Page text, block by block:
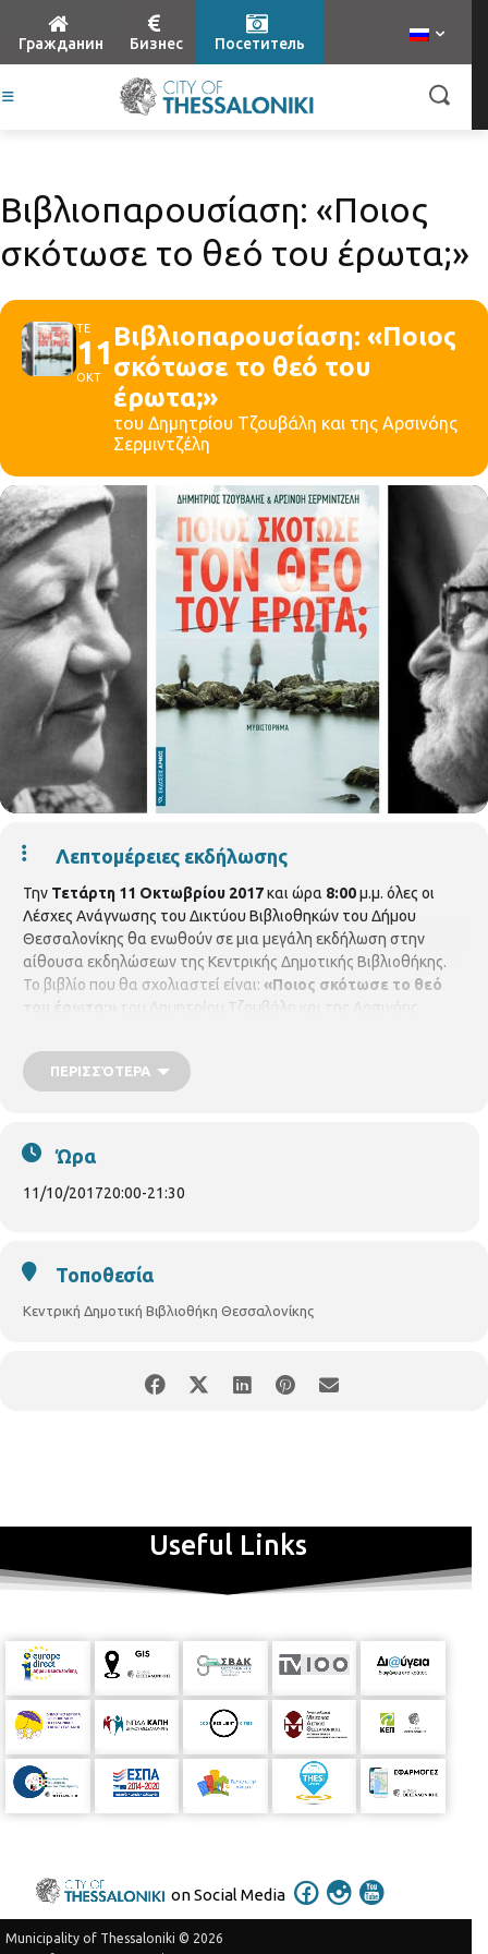
Гражданин Бизнес Посетитель
Βιβλιοπαρουσίαση: «Ποιος
σκότωσε το θεό του έρωτα;»
ΤΕ
11
ΟΚΤ
Βιβλιοπαρουσίαση: «Ποιος
σκότωσε το θεό του
έρωτα;»
του Δημητρίου Τζουβάλη και της Αρσινόης
Σερμιντζέλη
Λεπτομέρειες εκδήλωσης
Την Τετάρτη 11 Οκτωβρίου 2017και ώρα 8:00μ.μ. όλες οι
Λέσχες Ανάγνωσης του Δικτύου Βιβλιοθηκών του Δήμου
Θεσσαλονίκης θα ενωθούν σε μια μεγάλη εκδήλωση στην
αίθουσα εκδηλώσεων της Κεντρικής Δημοτικής Βιβλιοθήκης.
Το βιβλίο που θα σχολιαστεί είναι: «Ποιος σκότωσε το θεό
του έρωτα;»
του Δημητρίου Τζουβάλη και της Αρσινόης
πρωτοβουλία της Περιφερειακής Βιβλιοθήκης Χαριλάου.
ΠΕΡΙΣΣΌΤΕΡΑ
Ώρα
11/10/201720:00-21:30
Τοποθεσία
Κεντρική Δημοτική Βιβλιοθήκη Θεσσαλονίκης
Useful Links
on Social Media
Municipality of Thessaloniki © 2026